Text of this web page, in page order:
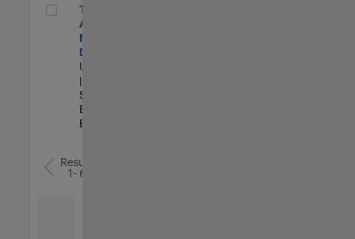
Technical Account Manager - Defense
Technical
Account
Manager -
Defense
US-OH-Dayton
| Technical
Sales
Engineering |
Experimentado
Resultados
1- 6 de